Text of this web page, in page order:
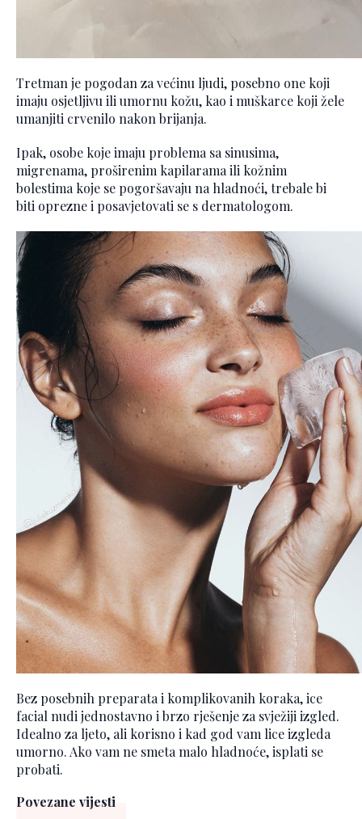
Tretman je pogodan za većinu ljudi, posebno one koji
imaju osjetljivu ili umornu kožu, kao i muškarce koji žele
umanjiti crvenilo nakon brijanja.
Ipak, osobe koje imaju problema sa sinusima,
migrenama, proširenim kapilarama ili kožnim
bolestima koje se pogoršavaju na hladnoći, trebale bi
biti oprezne i posavjetovati se s dermatologom.
Bez posebnih preparata i komplikovanih koraka, ice
facial nudi jednostavno i brzo rješenje za svježiji izgled.
Idealno za ljeto, ali korisno i kad god vam lice izgleda
umorno. Ako vam ne smeta malo hladnoće, isplati se
probati.
Povezane vijesti